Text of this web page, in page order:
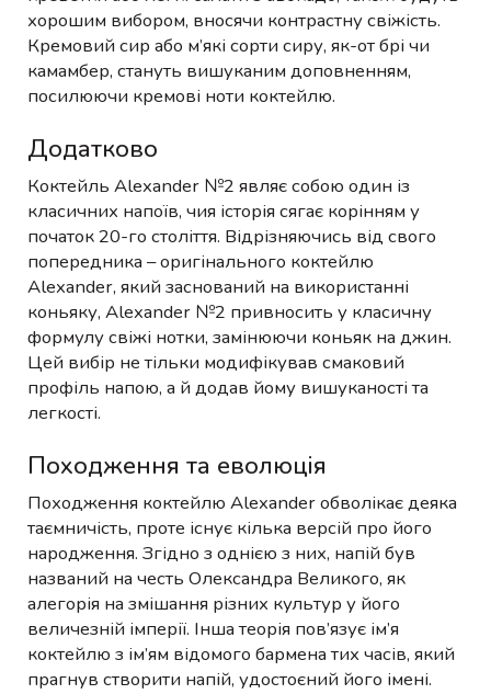
хорошим вибором, вносячи контрастну свіжість.
Кремовий сир або м’які сорти сиру, як-от брі чи
камамбер, стануть вишуканим доповненням,
посилюючи кремові ноти коктейлю.
Додатково
Коктейль Alexander №2 являє собою один із
класичних напоїв, чия історія сягає корінням у
початок 20-го століття. Відрізняючись від свого
попередника – оригінального коктейлю
Alexander, який заснований на використанні
коньяку, Alexander №2 привносить у класичну
формулу свіжі нотки, замінюючи коньяк на джин.
Цей вибір не тільки модифікував смаковий
профіль напою, а й додав йому вишуканості та
легкості.
Походження та еволюція
Походження коктейлю Alexander обволікає деяка
таємничість, проте існує кілька версій про його
народження. Згідно з однією з них, напій був
названий на честь Олександра Великого, як
алегорія на змішання різних культур у його
величезній імперії. Інша теорія пов’язує ім’я
коктейлю з ім’ям відомого бармена тих часів, який
прагнув створити напій, удостоєний його імені.